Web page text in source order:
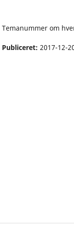
Temanummer om
Publiceret: 2017-12-